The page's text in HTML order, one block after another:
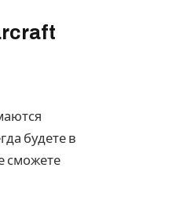
будете в
сможете